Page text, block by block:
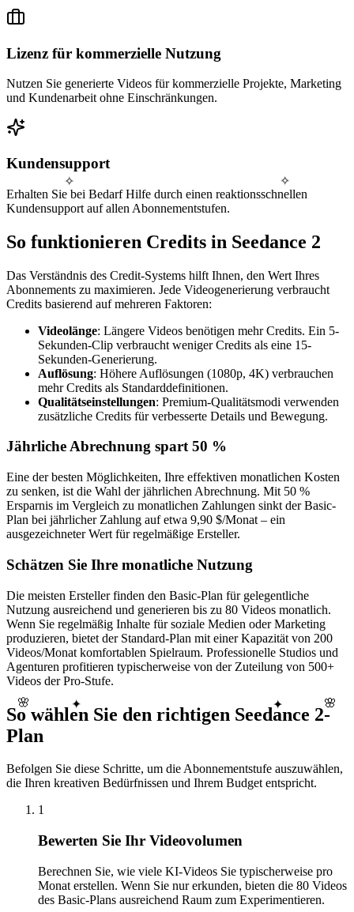
🌸 ✦
✧
🌸
✦
✧
Lizenz für kommerzielle Nutzung
Nutzen Sie generierte Videos für kommerzielle Projekte, Marketing
und Kundenarbeit ohne Einschränkungen.
Kundensupport
Erhalten Sie bei Bedarf Hilfe durch einen reaktionsschnellen
Kundensupport auf allen Abonnementstufen.
So funktionieren Credits in Seedance 2
Das Verständnis des Credit-Systems hilft Ihnen, den Wert Ihres
Abonnements zu maximieren. Jede Videogenerierung verbraucht
Credits basierend auf mehreren Faktoren:
Videolänge: Längere Videos benötigen mehr Credits. Ein 5-
Sekunden-Clip verbraucht weniger Credits als eine 15-
Sekunden-Generierung.
Auflösung: Höhere Auflösungen (1080p, 4K) verbrauchen
mehr Credits als Standarddefinitionen.
Qualitätseinstellungen: Premium-Qualitätsmodi verwenden
zusätzliche Credits für verbesserte Details und Bewegung.
Jährliche Abrechnung spart 50 %
Eine der besten Möglichkeiten, Ihre effektiven monatlichen Kosten
zu senken, ist die Wahl der jährlichen Abrechnung. Mit 50 %
Ersparnis im Vergleich zu monatlichen Zahlungen sinkt der Basic-
Plan bei jährlicher Zahlung auf etwa 9,90 $/Monat – ein
ausgezeichneter Wert für regelmäßige Ersteller.
Schätzen Sie Ihre monatliche Nutzung
Die meisten Ersteller finden den Basic-Plan für gelegentliche
Nutzung ausreichend und generieren bis zu 80 Videos monatlich.
Wenn Sie regelmäßig Inhalte für soziale Medien oder Marketing
produzieren, bietet der Standard-Plan mit einer Kapazität von 200
Videos/Monat komfortablen Spielraum. Professionelle Studios und
Agenturen profitieren typischerweise von der Zuteilung von 500+
Videos der Pro-Stufe.
So wählen Sie den richtigen Seedance 2-
Plan
Befolgen Sie diese Schritte, um die Abonnementstufe auszuwählen,
die Ihren kreativen Bedürfnissen und Ihrem Budget entspricht.
1
Bewerten Sie Ihr Videovolumen
Berechnen Sie, wie viele KI-Videos Sie typischerweise pro
Monat erstellen. Wenn Sie nur erkunden, bieten die 80 Videos
des Basic-Plans ausreichend Raum zum Experimentieren.